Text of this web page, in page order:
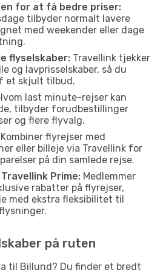
for at få bedre priser:
tilbyder normalt lavere
med weekender eller dage
flyselskaber: Travellink tjekker
og lavprisselskaber, så du
et skjult tilbud.
last minute-rejser kan
tilbyder forudbestillinger
og flere flyvalg.
Kombiner flyrejser med
eller billeje via Travellink for
på din samlede rejse.
Prime: Medlemmer
rabatter på flyrejser,
med ekstra fleksibilitet til
på ruten
til Billund? Du finder et bredt